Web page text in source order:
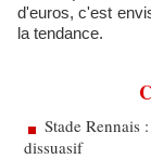
d'euros, c'est
la tendance.
Stade Rennais
dissuasif